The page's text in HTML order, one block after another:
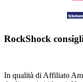
RockShock
In qualità di Affiliato